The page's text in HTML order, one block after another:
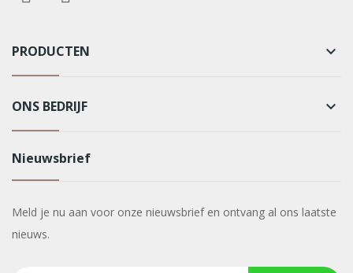
PRODUCTEN keyboard_arrow_down
ONS BEDRIJF keyboard_arrow_down
Nieuwsbrief
Meld je nu aan voor onze nieuwsbrief en ontvang al ons laatste
nieuws.